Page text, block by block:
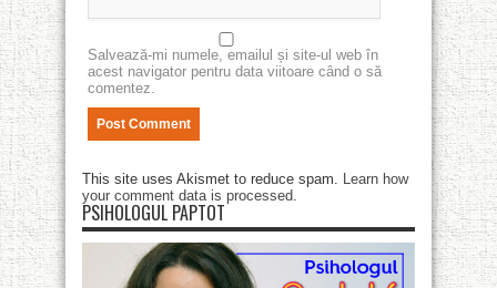
Salvează-mi numele, emailul și site-ul web în
acest navigator pentru data viitoare când o să
comentez.
This site uses Akismet to reduce spam. Learn how
your comment data is processed.
PSIHOLOGUL PAPTOT